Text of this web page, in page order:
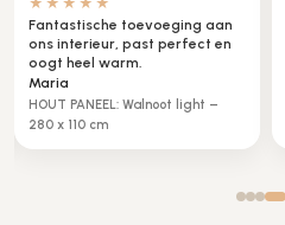
Fantastische toevoeging aan
ons interieur, past perfect en
oogt heel warm.
Maria
HOUT PANEEL: Walnoot light –
280 x 110 cm